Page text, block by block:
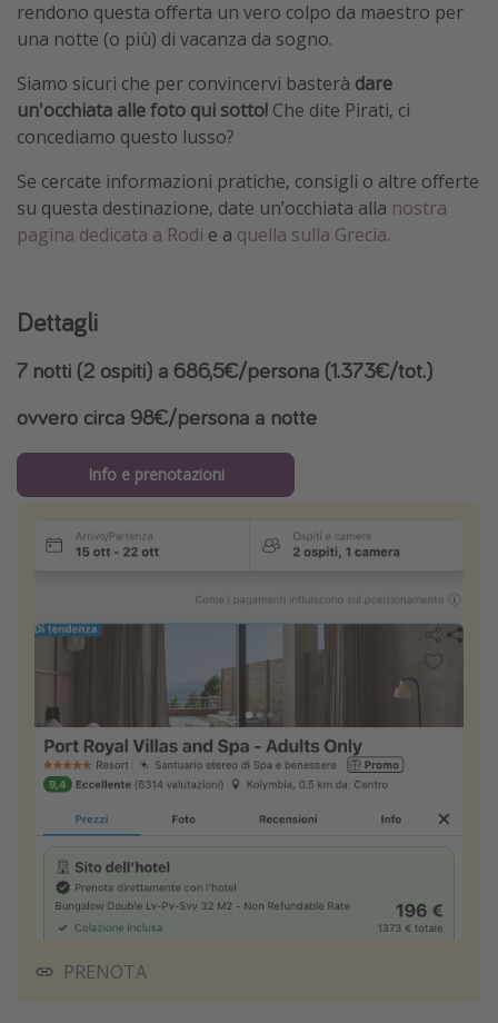
rendono questa offerta un vero colpo da maestro per
una notte (o più) di vacanza da sogno.
Siamo sicuri che per convincervi basterà dare
un'occhiata alle foto qui sotto! Che dite Pirati, ci
concediamo questo lusso?
Se cercate informazioni pratiche, consigli o altre offerte
su questa destinazione, date un’occhiata alla nostra
pagina dedicata a Rodi e a quella sulla Grecia.
Dettagli
7 notti (2 ospiti) a 686,5€/persona (1.373€/tot.)
ovvero circa 98€/persona a notte
Info e prenotazioni
PRENOTA